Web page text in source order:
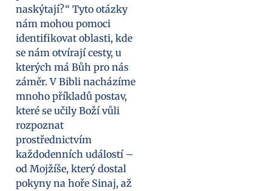
naskýtají?“ Tyto otázky
nám mohou pomoci
identifikovat oblasti, kde
se nám otvírají cesty, u
kterých má Bůh pro nás
záměr. V Bibli nacházíme
mnoho příkladů postav,
které se učily Boží vůli
rozpoznat
prostřednictvím
každodenních událostí –
od Mojžíše, který dostal
pokyny na hoře Sinaj, až